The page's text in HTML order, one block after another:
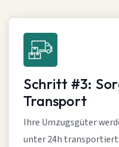
Schritt #3:
Transport
Ihre Umzugsgüter
unter 24h transportiert.